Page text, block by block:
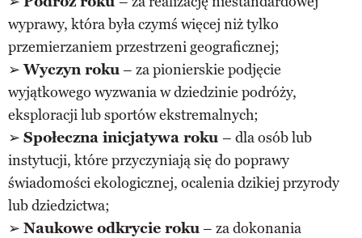
wyprawy, która była czymś więcej niż tylko
przemierzaniem przestrzeni geograficznej;
➢Wyczyn roku– za pionierskie podjęcie
wyjątkowego wyzwania w dziedzinie podróży,
eksploracji lub sportów ekstremalnych;
➢ Społeczna inicjatywa roku – dla osób lub
instytucji, które przyczyniają się do poprawy
świadomości ekologicznej, ocalenia dzikiej przyrody
lub dziedzictwa;
➢ Naukowe odkrycie roku– za dokonania